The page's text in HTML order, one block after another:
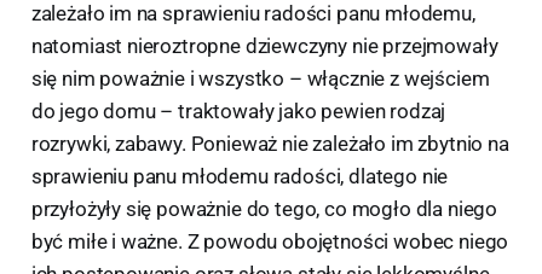
zależało im na sprawieniu radości panu młodemu,
natomiast nieroztropne dziewczyny nie przejmowały
się nim poważnie i wszystko – włącznie z wejściem
do jego domu – traktowały jako pewien rodzaj
rozrywki, zabawy. Ponieważ nie zależało im zbytnio na
sprawieniu panu młodemu radości, dlatego nie
przyłożyły się poważnie do tego, co mogło dla niego
być miłe i ważne. Z powodu obojętności wobec niego